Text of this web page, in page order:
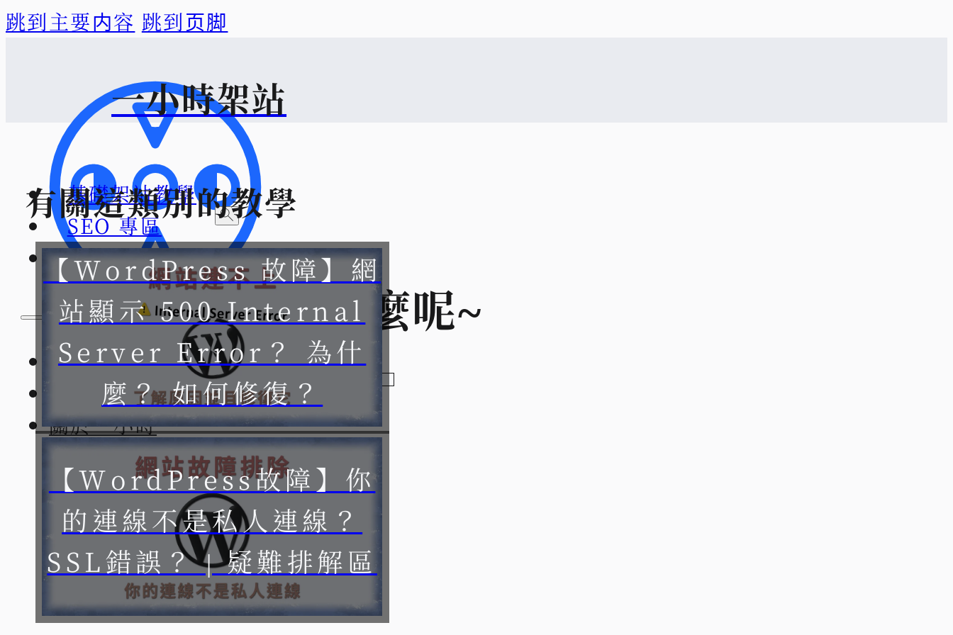
跳到主要内容 跳到页脚
一小時架站
基礎架站教學
SEO 專區
關於一小時
基礎架站教學
SEO 專區
關於一小時
想找什麼呢~
搜索
有關這類別的教學
【WordPress 故障】網
站顯示 500 Internal
Server Error？ 為什
麼？ 如何修復？
【WordPress故障】你
的連線不是私人連線？
SSL錯誤？ | 疑難排解區